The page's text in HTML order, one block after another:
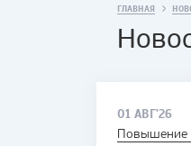
ГЛАВНАЯ
01 АВГ'26
Повышение